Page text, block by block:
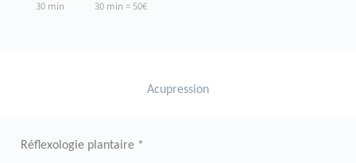
30 min 30 min = 50€
Acupression
Réflexologie plantaire *